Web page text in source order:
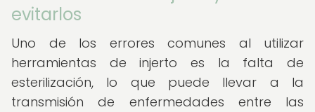
evitarlos
Uno de los errores comunes al utilizar
herramientas de injerto es la falta de
esterilización, lo que puede llevar a la
transmisión de enfermedades entre las